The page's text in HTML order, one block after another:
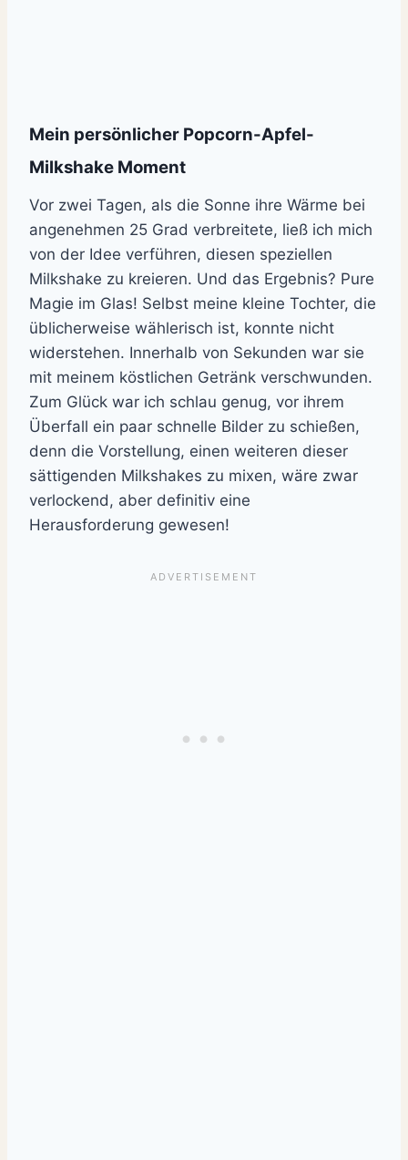
Mein persönlicher Popcorn-Apfel-
Milkshake Moment
Vor zwei Tagen, als die Sonne ihre Wärme bei
angenehmen 25 Grad verbreitete, ließ ich mich
von der Idee verführen, diesen speziellen
Milkshake zu kreieren. Und das Ergebnis? Pure
Magie im Glas! Selbst meine kleine Tochter, die
üblicherweise wählerisch ist, konnte nicht
widerstehen. Innerhalb von Sekunden war sie
mit meinem köstlichen Getränk verschwunden.
Zum Glück war ich schlau genug, vor ihrem
Überfall ein paar schnelle Bilder zu schießen,
denn die Vorstellung, einen weiteren dieser
sättigenden Milkshakes zu mixen, wäre zwar
verlockend, aber definitiv eine
Herausforderung gewesen!